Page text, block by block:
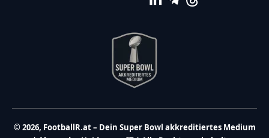
© 2026, FootballR.at – Dein Super Bowl akkreditiertes Medium